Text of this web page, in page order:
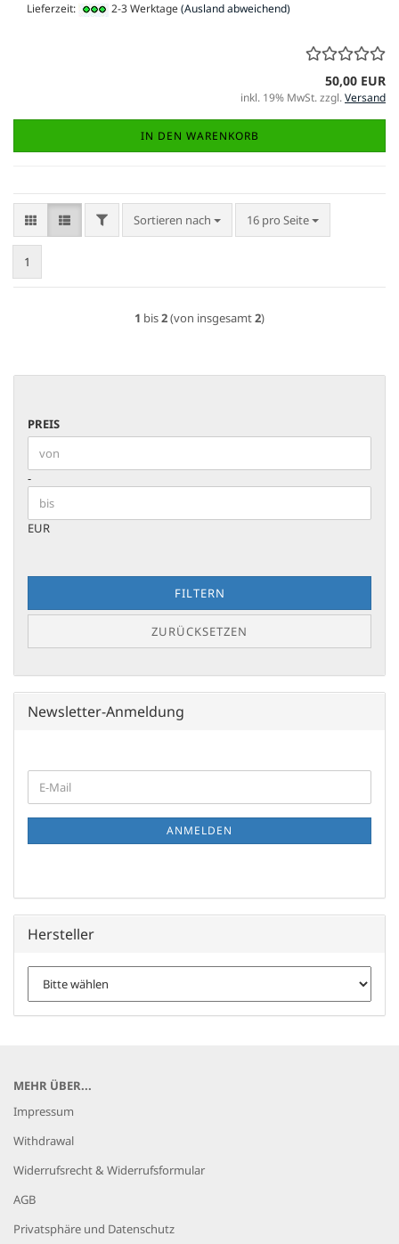
Lieferzeit: 2-3 Werktage(Ausland abweichend)
50,00 EUR
inkl. 19% MwSt. zzgl.Versand
IN DEN WARENKORB
FILTERSortieren nach
Sortieren nach 16 pro Seite
pro Seite
1
1 bis2(von insgesamt2)
PREIS
PREIS
Preis bis
-
EUR
FILTERN
ZURÜCKSETZEN
Newsletter-Anmeldung
ZUR
NEWSLETTER-
E-
Mail
ANMELDEN
Hersteller
MEHR ÜBER...
Impressum
Withdrawal
Widerrufsrecht & Widerrufsformular
AGB
Privatsphäre und Datenschutz